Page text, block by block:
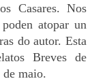
Casares. Nos
atopar un
do autor. Esta
Breves de
de maio.